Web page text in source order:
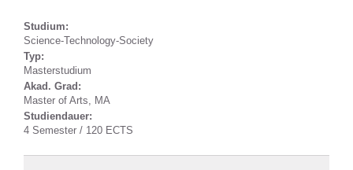
Studium:
Science-Technology-Society
Typ:
Masterstudium
Akad. Grad:
Master of Arts, MA
Studiendauer:
4 Semester / 120 ECTS